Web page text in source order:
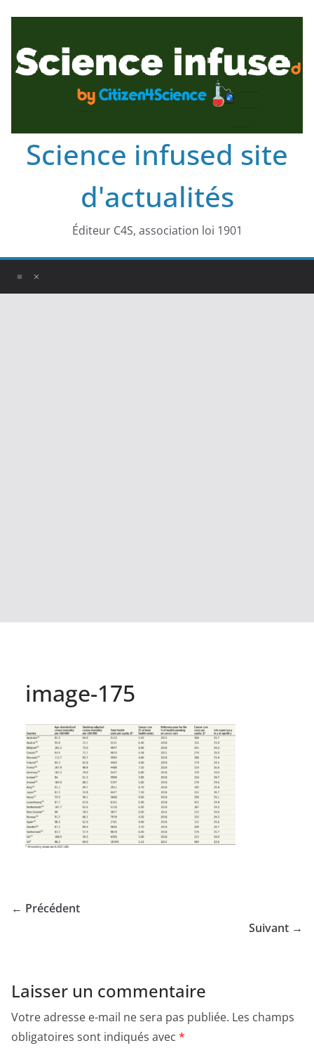
Science infused site
d'actualités
Éditeur C4S, association loi 1901
image-175
← Précédent
Suivant →
Laisser un commentaire
Votre adresse e-mail ne sera pas publiée. Les champs
obligatoires sont indiqués avec *